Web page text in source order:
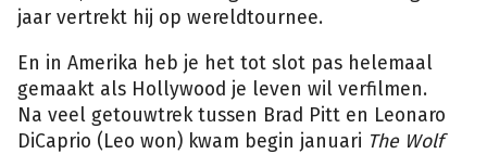
jaar vertrekt hij op wereldtournee.
En in Amerika heb je het tot slot pas helemaal
gemaakt als Hollywood je leven wil verfilmen.
Na veel getouwtrek tussen Brad Pitt en Leonaro
DiCaprio (Leo won) kwam begin januari The Wolf